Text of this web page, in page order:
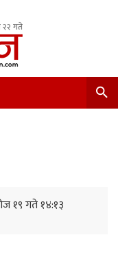
२२ गते
१९ गते १४:१३